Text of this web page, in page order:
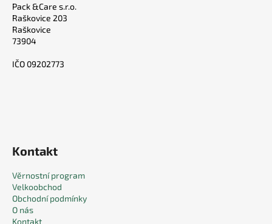
Pack &Care s.r.o.
Raškovice 203
Raškovice
73904
IČO 09202773
Kontakt
Věrnostní program
Velkoobchod
Obchodní podmínky
O nás
Kontakt